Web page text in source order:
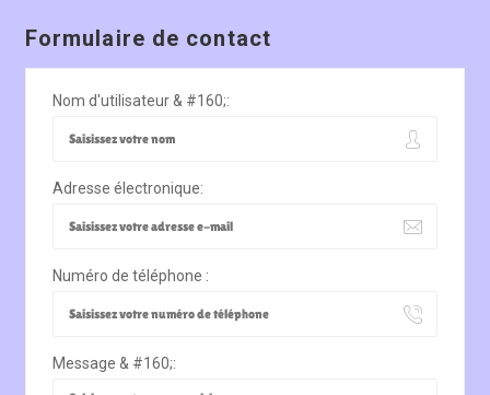
Formulaire de contact
Nom d'utilisateur & #160;:
Adresse électronique:
Numéro de téléphone :
Message & #160;: